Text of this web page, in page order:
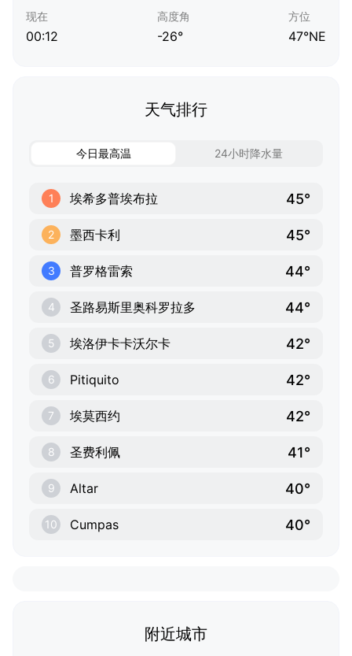
现在
00:12
高度角
-26°
方位
47°NE
天气排行
今日最高温 24小时降水量
1 埃希多普埃布拉 45°
2 墨西卡利 45°
3 普罗格雷索 44°
4 圣路易斯里奥科罗拉多 44°
5 埃洛伊卡卡沃尔卡 42°
6 Pitiquito 42°
7 埃莫西约 42°
8 圣费利佩 41°
9 Altar 40°
10 Cumpas 40°
附近城市